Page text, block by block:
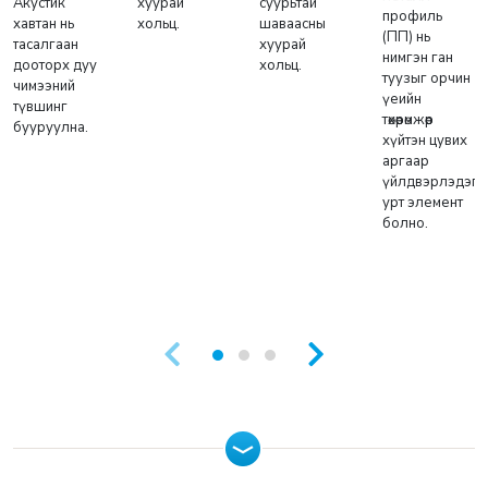
хавтан нь
тасалгаан
дооторх дуу
чимээний
түвшинг
бууруулна.
хольц.
шаваасны
хуурай
хольц.
профиль
(ПП) нь
нимгэн ган
туузыг орчин
үеийн
төхөөрөмжөөр
хүйтэн цувих
аргаар
үйлдвэрлэдэг
урт элемент
болно.